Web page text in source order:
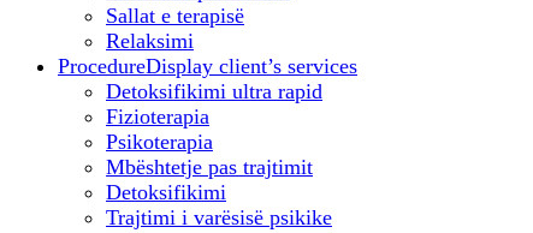
Sallat e terapisë
Relaksimi
ProcedureDisplay client’s services
Detoksifikimi ultra rapid
Fizioterapia
Psikoterapia
Mbështetje pas trajtimit
Detoksifikimi
Trajtimi i varësisë psikike